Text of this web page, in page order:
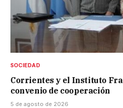
SOCIEDAD
Corrientes y el Instituto
convenio de cooperación
5 de agosto de 2026